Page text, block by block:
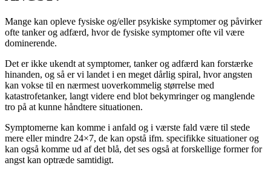
Mange kan opleve fysiske og/eller psykiske symptomer og påvirker
ofte tanker og adfærd, hvor de fysiske symptomer ofte vil være
dominerende.
Det er ikke ukendt at symptomer, tanker og adfærd kan forstærke
hinanden, og så er vi landet i en meget dårlig spiral, hvor angsten
kan vokse til en nærmest uoverkommelig størrelse med
katastrofetanker, langt videre end blot bekymringer og manglende
tro på at kunne håndtere situationen.
Symptomerne kan komme i anfald og i værste fald være til stede
mere eller mindre 24×7, de kan opstå ifm. specifikke situationer og
kan også komme ud af det blå, det ses også at forskellige former for
angst kan optræde samtidigt.